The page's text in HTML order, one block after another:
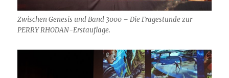
Zwischen Genesis und Band 3000 – Die Fragestunde zur
PERRY RHODAN-Erstauflage.